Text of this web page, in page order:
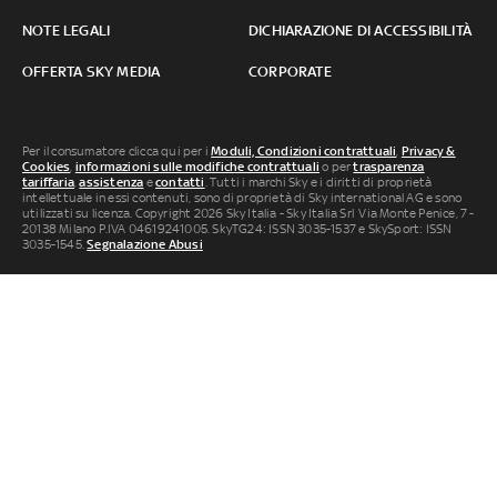
NOTE LEGALI DICHIARAZIONE DI ACCESSIBILITÀ
OFFERTA SKY MEDIA CORPORATE
Per il consumatore clicca qui per iModuli, Condizioni contrattuali, Privacy &
Cookies, informazioni sulle modifiche contrattuali o pertrasparenza
tariffaria,assistenza econtatti. Tutti i marchi Sky e i diritti di proprietà
intellettuale in essi contenuti, sono di proprietà di Sky international AG e sono
utilizzati su licenza. Copyright 2026 Sky Italia - Sky Italia Srl Via Monte Penice, 7 -
20138 Milano P.IVA 04619241005. SkyTG24: ISSN 3035-1537 e SkySport: ISSN
3035-1545.Segnalazione Abusi